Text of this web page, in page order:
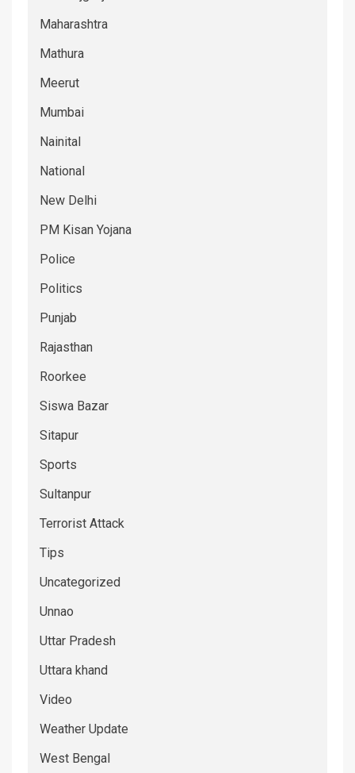
Maharashtra
Mathura
Meerut
Mumbai
Nainital
National
New Delhi
PM Kisan Yojana
Police
Politics
Punjab
Rajasthan
Roorkee
Siswa Bazar
Sitapur
Sports
Sultanpur
Terrorist Attack
Tips
Uncategorized
Unnao
Uttar Pradesh
Uttara khand
Video
Weather Update
West Bengal